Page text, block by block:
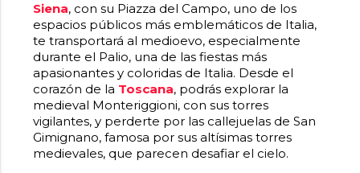
Siena, con su Piazza del Campo, uno de los
espacios públicos más emblemáticos de Italia,
te transportará al medioevo, especialmente
durante el Palio, una de las fiestas más
apasionantes y coloridas de Italia. Desde el
corazón de la Toscana, podrás explorar la
medieval Monteriggioni, con sus torres
vigilantes, y perderte por las callejuelas de San
Gimignano, famosa por sus altísimas torres
medievales, que parecen desafiar el cielo.